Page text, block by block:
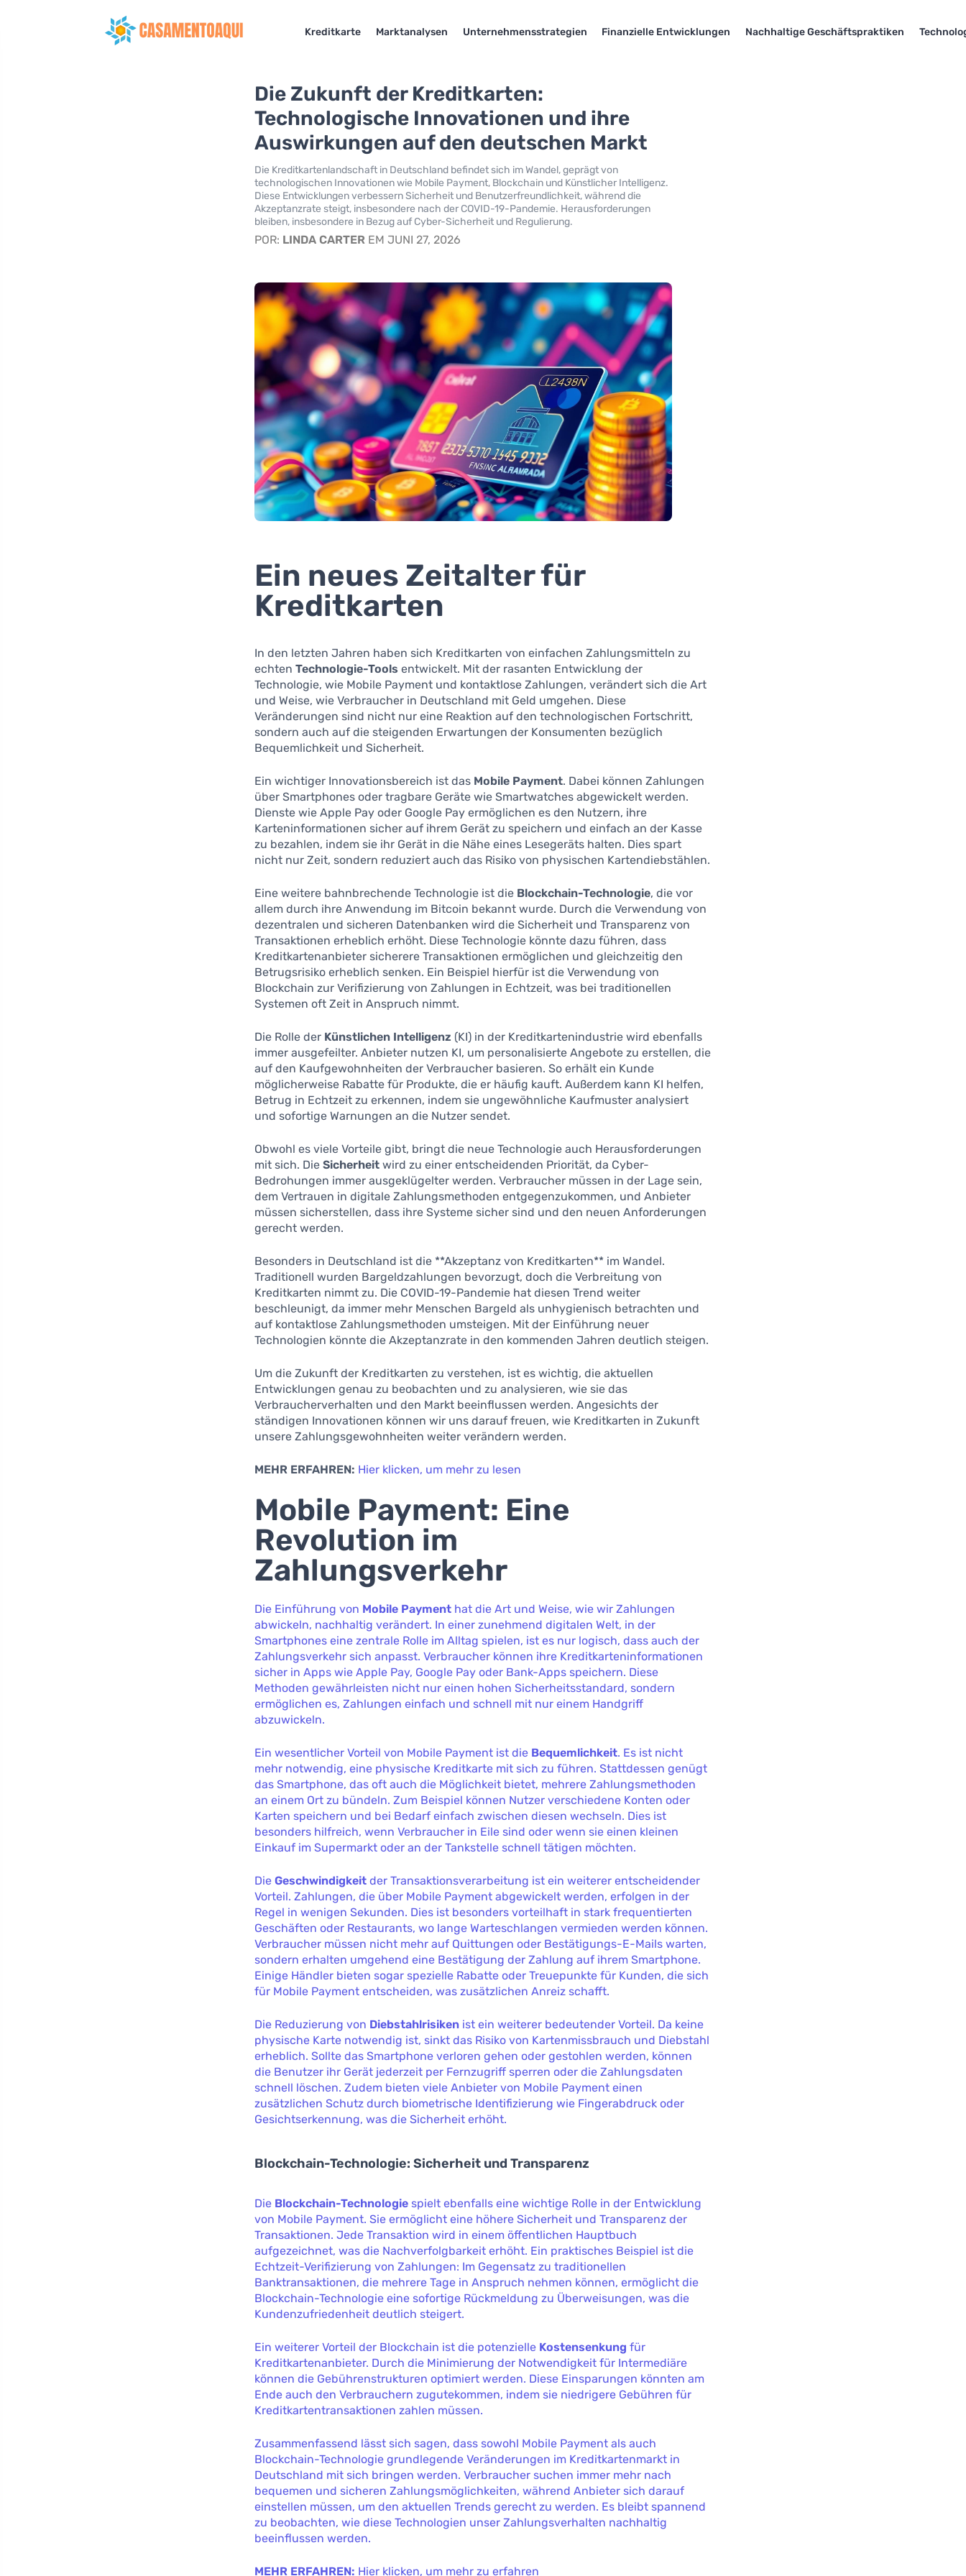
Kreditkarte Marktanalysen Unternehmensstrategien Finanzielle Entwicklungen Nachhaltige Geschäftspraktiken
Die Zukunft der Kreditkarten:
Technologische Innovationen und ihre
Auswirkungen auf den deutschen Markt
Die Kreditkartenlandschaft in Deutschland befindet sich im Wandel, geprägt von
technologischen Innovationen wie Mobile Payment, Blockchain und Künstlicher Intelligenz.
Diese Entwicklungen verbessern Sicherheit und Benutzerfreundlichkeit, während die
Akzeptanzrate steigt, insbesondere nach der COVID-19-Pandemie. Herausforderungen
bleiben, insbesondere in Bezug auf Cyber-Sicherheit und Regulierung.
POR: LINDA CARTER EM JUNI 27, 2026
Ein neues Zeitalter für
Kreditkarten
In den letzten Jahren haben sich Kreditkarten von einfachen Zahlungsmitteln zu
echtenTechnologie-Tools entwickelt. Mit der rasanten Entwicklung der
Technologie, wie Mobile Payment und kontaktlose Zahlungen, verändert sich die Art
und Weise, wie Verbraucher in Deutschland mit Geld umgehen. Diese
Veränderungen sind nicht nur eine Reaktion auf den technologischen Fortschritt,
sondern auch auf die steigenden Erwartungen der Konsumenten bezüglich
Bequemlichkeit und Sicherheit.
Ein wichtiger Innovationsbereich ist das Mobile Payment. Dabei können Zahlungen
über Smartphones oder tragbare Geräte wie Smartwatches abgewickelt werden.
Dienste wie Apple Pay oder Google Pay ermöglichen es den Nutzern, ihre
Karteninformationen sicher auf ihrem Gerät zu speichern und einfach an der Kasse
zu bezahlen, indem sie ihr Gerät in die Nähe eines Lesegeräts halten. Dies spart
nicht nur Zeit, sondern reduziert auch das Risiko von physischen Kartendiebstählen.
Eine weitere bahnbrechende Technologie ist die Blockchain-Technologie, die vor
allem durch ihre Anwendung im Bitcoin bekannt wurde. Durch die Verwendung von
dezentralen und sicheren Datenbanken wird die Sicherheit und Transparenz von
Transaktionen erheblich erhöht. Diese Technologie könnte dazu führen, dass
Kreditkartenanbieter sicherere Transaktionen ermöglichen und gleichzeitig den
Betrugsrisiko erheblich senken. Ein Beispiel hierfür ist die Verwendung von
Blockchain zur Verifizierung von Zahlungen in Echtzeit, was bei traditionellen
Systemen oft Zeit in Anspruch nimmt.
Die Rolle der Künstlichen Intelligenz (KI) in der Kreditkartenindustrie wird ebenfalls
immer ausgefeilter. Anbieter nutzen KI, um personalisierte Angebote zu erstellen, die
auf den Kaufgewohnheiten der Verbraucher basieren. So erhält ein Kunde
möglicherweise Rabatte für Produkte, die er häufig kauft. Außerdem kann KI helfen,
Betrug in Echtzeit zu erkennen, indem sie ungewöhnliche Kaufmuster analysiert
und sofortige Warnungen an die Nutzer sendet.
Obwohl es viele Vorteile gibt, bringt die neue Technologie auch Herausforderungen
mit sich. DieSicherheit wird zu einer entscheidenden Priorität, da Cyber-
Bedrohungen immer ausgeklügelter werden. Verbraucher müssen in der Lage sein,
dem Vertrauen in digitale Zahlungsmethoden entgegenzukommen, und Anbieter
müssen sicherstellen, dass ihre Systeme sicher sind und den neuen Anforderungen
gerecht werden.
Besonders in Deutschland ist die **Akzeptanz von Kreditkarten** im Wandel.
Traditionell wurden Bargeldzahlungen bevorzugt, doch die Verbreitung von
Kreditkarten nimmt zu. Die COVID-19-Pandemie hat diesen Trend weiter
beschleunigt, da immer mehr Menschen Bargeld als unhygienisch betrachten und
auf kontaktlose Zahlungsmethoden umsteigen. Mit der Einführung neuer
Technologien könnte die Akzeptanzrate in den kommenden Jahren deutlich steigen.
Um die Zukunft der Kreditkarten zu verstehen, ist es wichtig, die aktuellen
Entwicklungen genau zu beobachten und zu analysieren, wie sie das
Verbraucherverhalten und den Markt beeinflussen werden. Angesichts der
ständigen Innovationen können wir uns darauf freuen, wie Kreditkarten in Zukunft
unsere Zahlungsgewohnheiten weiter verändern werden.
MEHR ERFAHREN: Hier klicken, um mehr zu lesen
Mobile Payment: Eine
Revolution im
Zahlungsverkehr
Die Einführung von Mobile Payment hat die Art und Weise, wie wir Zahlungen
abwickeln, nachhaltig verändert. In einer zunehmend digitalen Welt, in der
Smartphones eine zentrale Rolle im Alltag spielen, ist es nur logisch, dass auch der
Zahlungsverkehr sich anpasst. Verbraucher können ihre Kreditkarteninformationen
sicher in Apps wie Apple Pay, Google Pay oder Bank-Apps speichern. Diese
Methoden gewährleisten nicht nur einen hohen Sicherheitsstandard, sondern
ermöglichen es, Zahlungen einfach und schnell mit nur einem Handgriff
abzuwickeln.
Ein wesentlicher Vorteil von Mobile Payment ist die Bequemlichkeit. Es ist nicht
mehr notwendig, eine physische Kreditkarte mit sich zu führen. Stattdessen genügt
das Smartphone, das oft auch die Möglichkeit bietet, mehrere Zahlungsmethoden
an einem Ort zu bündeln. Zum Beispiel können Nutzer verschiedene Konten oder
Karten speichern und bei Bedarf einfach zwischen diesen wechseln. Dies ist
besonders hilfreich, wenn Verbraucher in Eile sind oder wenn sie einen kleinen
Einkauf im Supermarkt oder an der Tankstelle schnell tätigen möchten.
DieGeschwindigkeit der Transaktionsverarbeitung ist ein weiterer entscheidender
Vorteil. Zahlungen, die über Mobile Payment abgewickelt werden, erfolgen in der
Regel in wenigen Sekunden. Dies ist besonders vorteilhaft in stark frequentierten
Geschäften oder Restaurants, wo lange Warteschlangen vermieden werden können.
Verbraucher müssen nicht mehr auf Quittungen oder Bestätigungs-E-Mails warten,
sondern erhalten umgehend eine Bestätigung der Zahlung auf ihrem Smartphone.
Einige Händler bieten sogar spezielle Rabatte oder Treuepunkte für Kunden, die sich
für Mobile Payment entscheiden, was zusätzlichen Anreiz schafft.
Die Reduzierung von Diebstahlrisiken ist ein weiterer bedeutender Vorteil. Da keine
physische Karte notwendig ist, sinkt das Risiko von Kartenmissbrauch und Diebstahl
erheblich. Sollte das Smartphone verloren gehen oder gestohlen werden, können
die Benutzer ihr Gerät jederzeit per Fernzugriff sperren oder die Zahlungsdaten
schnell löschen. Zudem bieten viele Anbieter von Mobile Payment einen
zusätzlichen Schutz durch biometrische Identifizierung wie Fingerabdruck oder
Gesichtserkennung, was die Sicherheit erhöht.
Blockchain-Technologie: Sicherheit und Transparenz
Die Blockchain-Technologie spielt ebenfalls eine wichtige Rolle in der Entwicklung
von Mobile Payment. Sie ermöglicht eine höhere Sicherheit und Transparenz der
Transaktionen. Jede Transaktion wird in einem öffentlichen Hauptbuch
aufgezeichnet, was die Nachverfolgbarkeit erhöht. Ein praktisches Beispiel ist die
Echtzeit-Verifizierung von Zahlungen: Im Gegensatz zu traditionellen
Banktransaktionen, die mehrere Tage in Anspruch nehmen können, ermöglicht die
Blockchain-Technologie eine sofortige Rückmeldung zu Überweisungen, was die
Kundenzufriedenheit deutlich steigert.
Ein weiterer Vorteil der Blockchain ist die potenzielle Kostensenkung für
Kreditkartenanbieter. Durch die Minimierung der Notwendigkeit für Intermediäre
können die Gebührenstrukturen optimiert werden. Diese Einsparungen könnten am
Ende auch den Verbrauchern zugutekommen, indem sie niedrigere Gebühren für
Kreditkartentransaktionen zahlen müssen.
Zusammenfassend lässt sich sagen, dass sowohl Mobile Payment als auch
Blockchain-Technologie grundlegende Veränderungen im Kreditkartenmarkt in
Deutschland mit sich bringen werden. Verbraucher suchen immer mehr nach
bequemen und sicheren Zahlungsmöglichkeiten, während Anbieter sich darauf
einstellen müssen, um den aktuellen Trends gerecht zu werden. Es bleibt spannend
zu beobachten, wie diese Technologien unser Zahlungsverhalten nachhaltig
beeinflussen werden.
MEHR ERFAHREN: Hier klicken, um mehr zu erfahren